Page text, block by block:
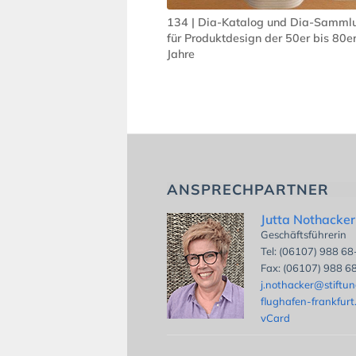
134 | Dia-Katalog und Dia-
für Produktdesign der 50er bis 80er
Jahre
ANSPRECHPARTNER
Jutta Nothacker
Geschäftsführerin
Tel: (06107) 988
Fax: (06107) 988
flughafen-
vCard